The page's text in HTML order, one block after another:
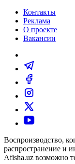
Контакты
Реклама
О проекте
Вакансии
Воспроизводство,
распространение и
Afisha.uz возможно